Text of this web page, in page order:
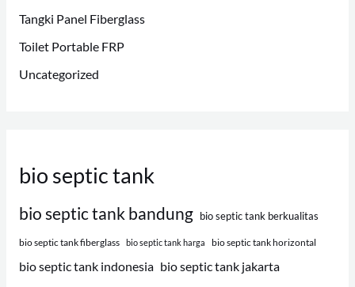
Tangki Panel Fiberglass
Toilet Portable FRP
Uncategorized
bio septic tank
bio septic tank bandung bio septic tank berkualitas
bio septic tank fiberglass bio septic tank harga bio septic tank horizontal
bio septic tank indonesia bio septic tank jakarta